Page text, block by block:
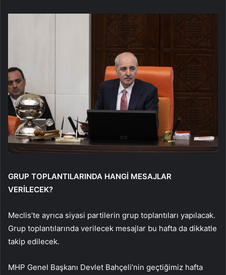
GRUP TOPLANTILARINDA HANGİ MESAJLAR
VERİLECEK?
Meclis’te ayrıca siyasi partilerin grup toplantıları yapılacak.
Grup toplantılarında verilecek mesajlar bu hafta da dikkatle
takip edilecek.
MHP Genel Başkanı Devlet Bahçeli’nin geçtiğimiz hafta